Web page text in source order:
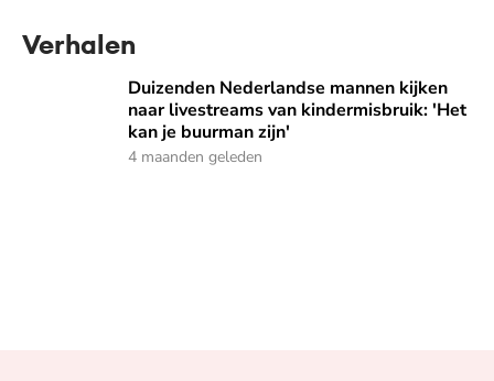
Verhalen
Duizenden Nederlandse mannen kijken naar livestreams
Duizenden Nederlandse mannen kijken
naar livestreams van kindermisbruik: 'Het
kan je buurman zijn'
4 maanden geleden